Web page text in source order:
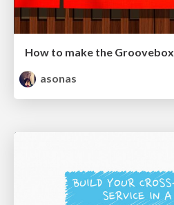
How to make the Groovebox
asonas